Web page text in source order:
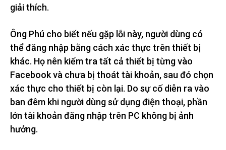
giải thích.
Ông Phú cho biết nếu gặp lỗi này, người dùng có
thể đăng nhập bằng cách xác thực trên thiết bị
khác. Họ nên kiểm tra tất cả thiết bị từng vào
Facebook và chưa bị thoát tài khoản, sau đó chọn
xác thực cho thiết bị còn lại. Do sự cố diễn ra vào
ban đêm khi người dùng sử dụng điện thoại, phần
lớn tài khoản đăng nhập trên PC không bị ảnh
hưởng.